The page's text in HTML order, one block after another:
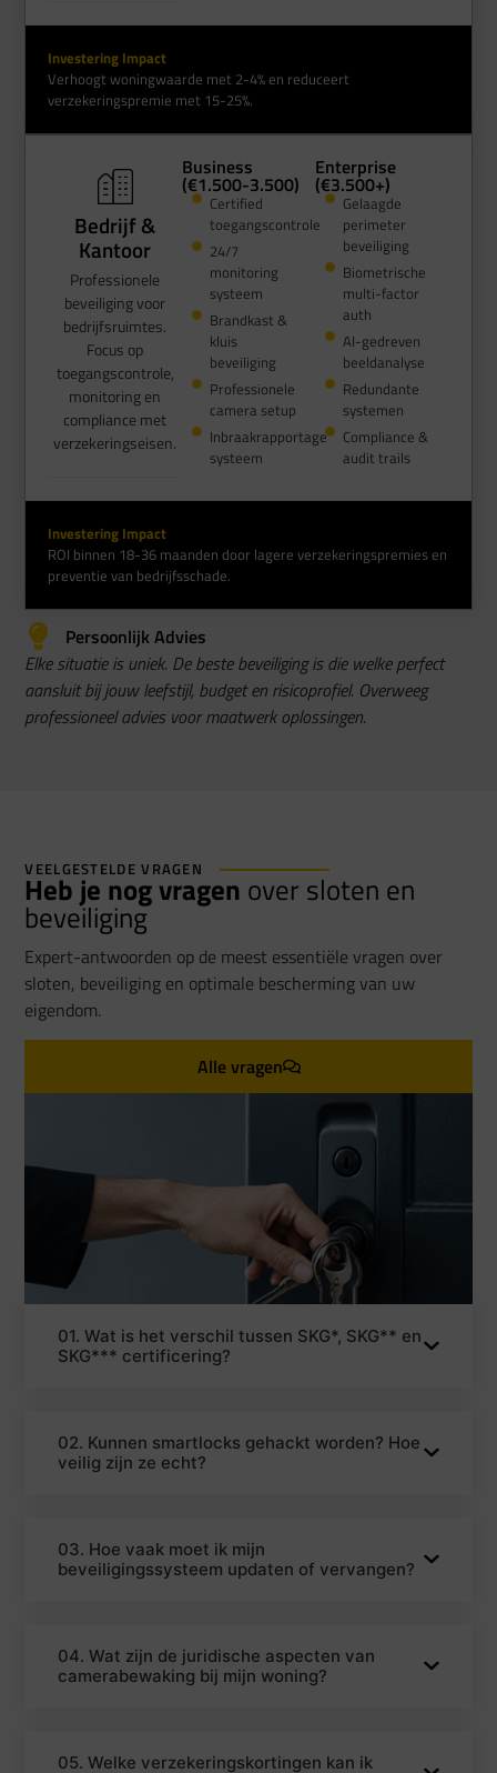
Investering Impact
Verhoogt woningwaarde met 2-4% en reduceert
verzekeringspremie met 15-25%.
Bedrijf &
Kantoor
Professionele
beveiliging voor
bedrijfsruimtes.
Focus op
toegangscontrole,
monitoring en
compliance met
verzekeringseisen.
Business
(€1.500-3.500)
Certified
toegangscontrole
24/7
monitoring
systeem
Brandkast &
kluis
beveiliging
Professionele
camera setup
Inbraakrapportage
systeem
Enterprise
(€3.500+)
Gelaagde
perimeter
beveiliging
Biometrische
multi-factor
auth
AI-gedreven
beeldanalyse
Redundante
systemen
Compliance &
audit trails
Investering Impact
ROI binnen 18-36 maanden door lagere verzekeringspremies en
preventie van bedrijfsschade.
Persoonlijk Advies
Elke situatie is uniek. De beste beveiliging is die welke perfect
aansluit bij jouw leefstijl, budget en risicoprofiel. Overweeg
professioneel advies voor maatwerk oplossingen.
VEELGESTELDE VRAGEN
Heb je nog vragen over sloten en
beveiliging
Expert-antwoorden op de meest essentiële vragen over
sloten, beveiliging en optimale bescherming van uw
eigendom.
01. Wat is het verschil tussen SKG*, SKG** en
SKG*** certificering?
02. Kunnen smartlocks gehackt worden? Hoe
veilig zijn ze echt?
03. Hoe vaak moet ik mijn
beveiligingssysteem updaten of vervangen?
04. Wat zijn de juridische aspecten van
camerabewaking bij mijn woning?
05. Welke verzekeringskortingen kan ik
Alle vragen